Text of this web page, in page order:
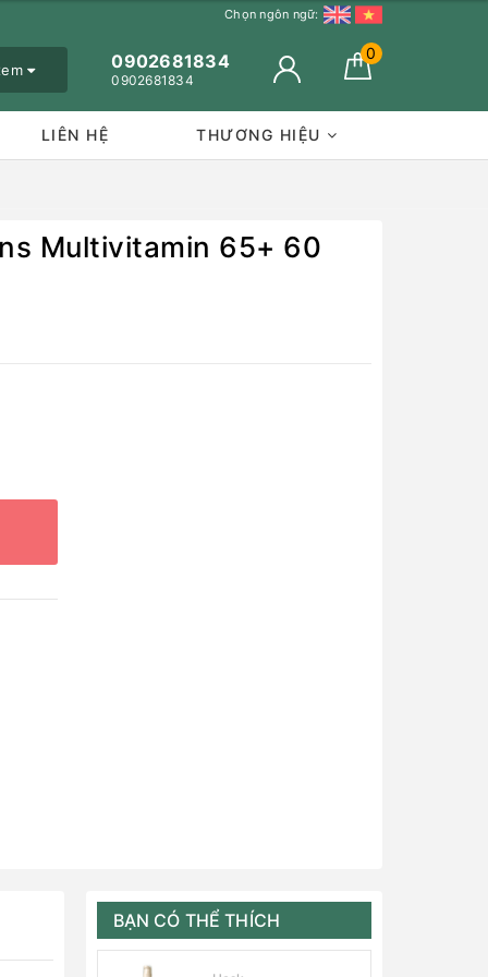
Chọn ngôn ngữ:
0902681834
0902681834
0
LIÊN HỆ THƯƠNG HIỆU
Multivitamin 65+ 60
BẠN CÓ THỂ THÍCH